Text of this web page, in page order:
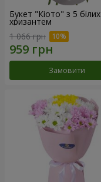
Букет "Кіото" з 5 білих
хризантем
1 066 грн
Замовити